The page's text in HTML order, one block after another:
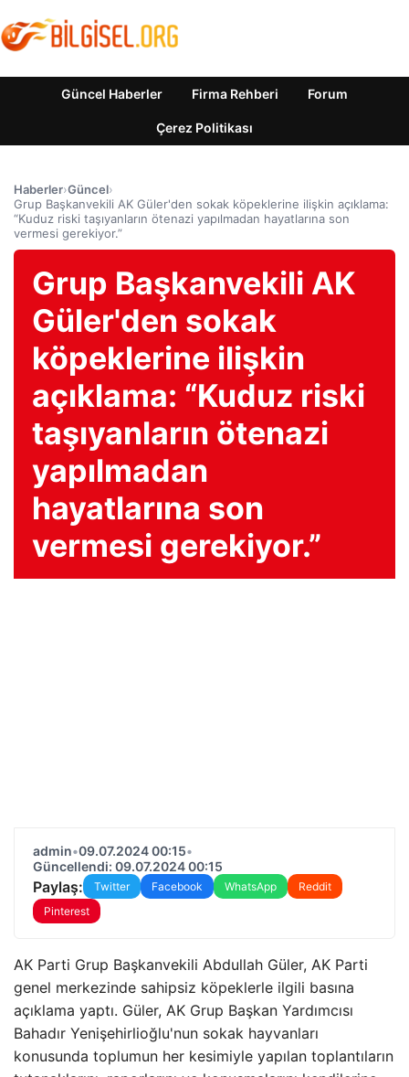
Güncel Haberler Firma Rehberi Forum
Çerez Politikası
Haberler›Güncel›
Grup Başkanvekili AK Güler'den sokak köpeklerine ilişkin açıklama:
“Kuduz riski taşıyanların ötenazi yapılmadan hayatlarına son
vermesi gerekiyor.”
Grup Başkanvekili AK
Güler'den sokak
köpeklerine ilişkin
açıklama: “Kuduz riski
taşıyanların ötenazi
yapılmadan
hayatlarına son
vermesi gerekiyor.”
admin•09.07.2024 00:15•
Güncellendi: 09.07.2024 00:15
Paylaş: Twitter Facebook WhatsApp
Reddit
Pinterest
AK Parti Grup Başkanvekili Abdullah Güler, AK Parti
genel merkezinde sahipsiz köpeklerle ilgili basına
açıklama yaptı. Güler, AK Grup Başkan Yardımcısı
Bahadır Yenişehirlioğlu'nun sokak hayvanları
konusunda toplumun her kesimiyle yapılan toplantıların